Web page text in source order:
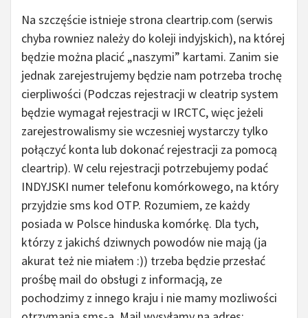
Na szczęście istnieje strona cleartrip.com (serwis
chyba rowniez należy do koleji indyjskich), na której
będzie można placić „naszymi” kartami. Zanim sie
jednak zarejestrujemy będzie nam potrzeba trochę
cierpliwości (Podczas rejestracji w cleatrip system
będzie wymagał rejestracji w IRCTC, więc jeżeli
zarejestrowalismy sie wczesniej wystarczy tylko
połączyć konta lub dokonać rejestracji za pomocą
cleartrip). W celu rejestracji potrzebujemy podać
INDYJSKI numer telefonu komórkowego, na który
przyjdzie sms kod OTP. Rozumiem, ze każdy
posiada w Polsce hinduska komórkę. Dla tych,
którzy z jakichś dziwnych powodów nie mają (ja
akurat też nie miałem :)) trzeba będzie przesłać
prośbę mail do obsługi z informacją, ze
pochodzimy z innego kraju i nie mamy mozliwości